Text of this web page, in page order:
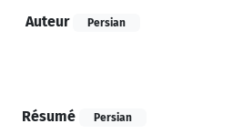
Auteur Persian
Résumé
Persian